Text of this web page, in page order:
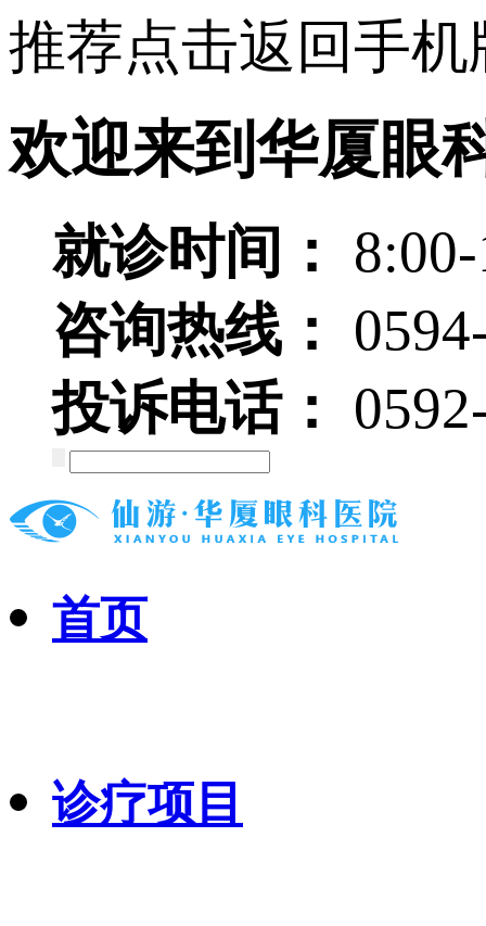
推荐点击返回手机
欢迎来到华厦眼
就诊时间：
咨询热线：
投诉电话：
首页
诊疗项目